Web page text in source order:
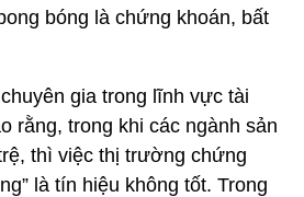
bóng là chứng khoán, bất
gia trong lĩnh vực tài
rằng, trong khi các ngành sản
thì việc thị trường chứng
là tín hiệu không tốt. Trong